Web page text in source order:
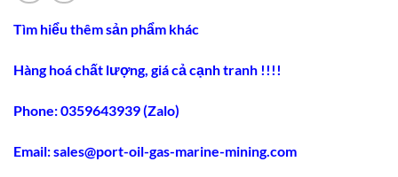
Tìm hiểu thêm sản phẩm khác
Hàng hoá chất lượng, giá cả cạnh tranh !!!!
Phone: 0359643939 (Zalo)
Email: sales@port-oil-gas-marine-mining.com